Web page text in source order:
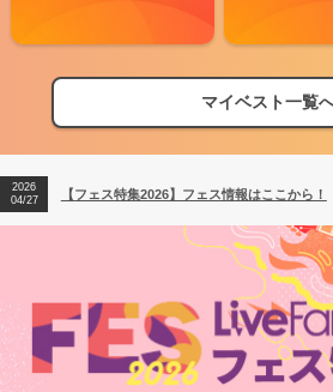
マイベスト一覧
【フェス特集2026】フェス情報はここから！
【ライブ動員ランキング】2026年上半期編発
2026
04/27
【フェス特集2026】フェス情報はここから！
2026
【ライブ動員ランキング】2026年上半期編発